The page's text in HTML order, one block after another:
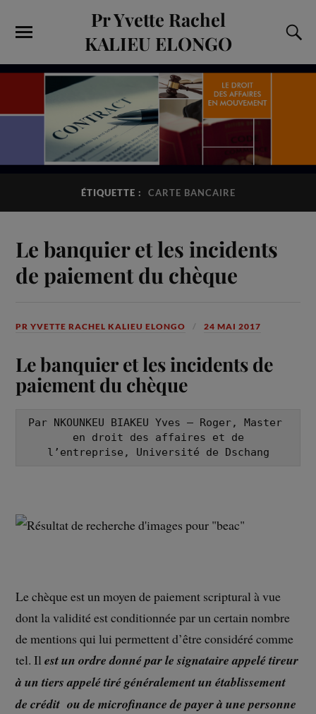
Pr Yvette Rachel
KALIEU ELONGO
ÉTIQUETTE : CARTE BANCAIRE
Le banquier et les incidents
de paiement du chèque
PR YVETTE RACHEL KALIEU ELONGO 24 MAI 2017
Le banquier et les incidents de
paiement du chèque
Par NKOUNKEU BIAKEU Yves – Roger, Master
en droit des affaires et de
l’entreprise, Université de Dschang
Le chèque est un moyen de paiement scriptural à vue
dont la validité est conditionnée par un certain nombre
de mentions qui lui permettent d’être considéré comme
tel. Ilest un ordre donné par le signataire appelé tireur
à un tiers appelé tiré généralement un établissement
de crédit ou de microfinance de payer à une personne